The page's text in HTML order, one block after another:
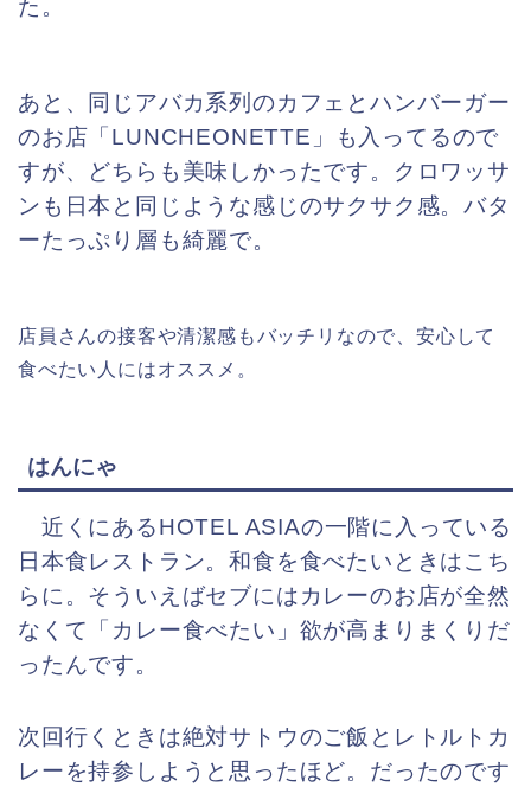
た。
あと、同じアバカ系列のカフェとハンバーガー
のお店「LUNCHEONETTE」も入ってるので
すが、どちらも美味しかったです。クロワッサ
ンも日本と同じような感じのサクサク感。バタ
ーたっぷり層も綺麗で。
店員さんの接客や清潔感もバッチリなので、安心して
食べたい人にはオススメ。
はんにゃ
近くにあるHOTEL ASIAの一階に入っている
日本食レストラン。和食を食べたいときはこち
らに。 そういえばセブにはカレーのお店が全然
なくて「カレー食べたい」欲が高まりまくりだ
ったんです。
次回行くときは絶対サトウのご飯とレトルトカ
レーを持参しようと思ったほど。だったのです